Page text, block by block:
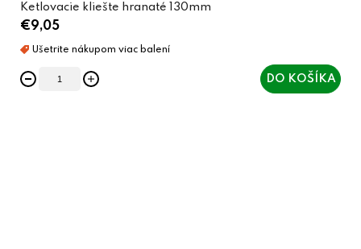
Ketlovacie kliešte hranaté 130mm
€9,05
DO KOŠÍKA